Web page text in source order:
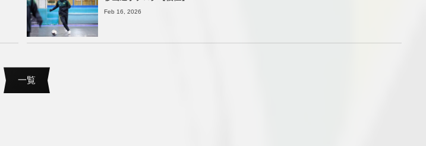
Feb 16, 2026
一覧